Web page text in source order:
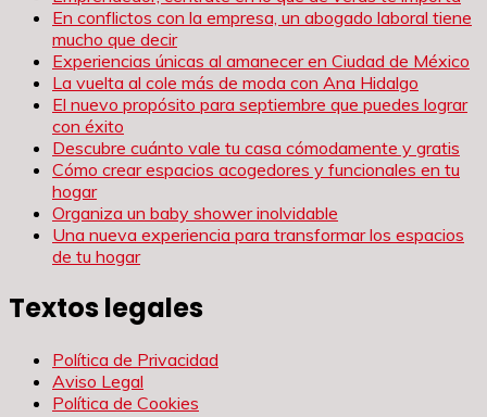
En conflictos con la empresa, un abogado laboral tiene
mucho que decir
Experiencias únicas al amanecer en Ciudad de México
La vuelta al cole más de moda con Ana Hidalgo
El nuevo propósito para septiembre que puedes lograr
con éxito
Descubre cuánto vale tu casa cómodamente y gratis
Cómo crear espacios acogedores y funcionales en tu
hogar
Organiza un baby shower inolvidable
Una nueva experiencia para transformar los espacios
de tu hogar
Textos legales
Política de Privacidad
Aviso Legal
Política de Cookies